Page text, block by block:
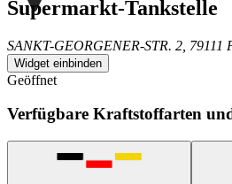
Supermarkt-Tankstelle
SANKT-GEORGENER-STR. 2, 79111
Widget einbinden
Geöffnet
Verfügbare Kraftstoffarten